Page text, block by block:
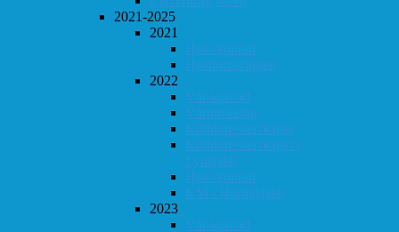
2021-2025
2021
Høst-konrad
Høstturneringen
2022
Vår-konrad
Vårturnering
Klubbmesterskapet
Klubbmesterskapet i
Lynsjakk
Høst-konrad
KM i Hurtigsjakk
2023
Vår-konrad